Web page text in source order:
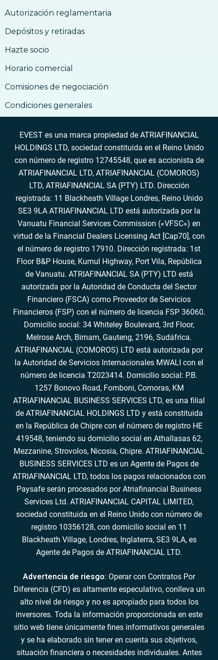
servicios
Autorización reglamentaria
Depósitos y retiradas
Hazte socio
Horario comercial
Comisiones de negociación
Condiciones generales
EVEST es una marca propiedad de ATRIAFINANCIAL
HOLDINGS LTD, sociedad constituida en el Reino Unido
con número de registro 12745548, que es accionista de
ATRIAFINANCIAL LTD, ATRIAFINANCIAL (COMOROS)
LTD, ATRIAFINANCIAL SA (PTY) LTD. Dirección
registrada: 11 Blackheath Village Londres, Reino Unido
SE3 9LA ATRIAFINANCIAL LTD está autorizada por la
Vanuatu Financial Services Commission («VFSC») en
virtud de la Financial Dealers Licensing Act [Cap70], con
el número de registro 17910. Dirección registrada: 1st
Floor B&P House, Kumul Highway, Port Vila, República
de Vanuatu. ATRIAFINANCIAL SA (PTY) LTD está
autorizada por la Autoridad de Conducta del Sector
Financiero (FSCA) como Proveedor de Servicios
Financieros (FSP) con el número de licencia FSP 36060.
Domicilio social: 34 Whiteley Boulevard, 3rd Floor,
Melrose Arch, Birnam, Gauteng, 2196, Sudáfrica.
ATRIAFINANCIAL (COMOROS) LTD está autorizada por
la Autoridad de Servicios Internacionales MWALI con el
número de licencia T2023414. Domicilio social: P.B.
1257 Bonovo Road, Fomboni, Comoras, KM
ATRIAFINANCIAL BUSINESS SERVICES LTD, es una filial
de ATRIAFINANCIAL HOLDINGS LTD y está constituida
en la República de Chipre con el número de registro HE
419548, teniendo su domicilio social en Athallasas 62,
Mezzanine, Strovolos, Nicosia, Chipre. ATRIAFINANCIAL
BUSINESS SERVICES LTD es un Agente de Pagos de
ATRIAFINANCIAL LTD, todos los pagos relacionados con
Paysafe serán procesados por Atriafinancial Business
Services Ltd. ATRIAFINANCIAL CAPITAL LIMITED,
sociedad constituida en el Reino Unido con número de
registro 10356128, con domicilio social en 11
Blackheath Village, Londres, Inglaterra, SE3 9LA, es
Agente de Pagos de ATRIAFINANCIAL LTD.
Advertencia de riesgo: Operar con Contratos Por
Diferencia (CFD) es altamente especulativo, conlleva un
alto nivel de riesgo y no es apropiado para todos los
inversores. Toda la información proporcionada en este
sitio web tiene únicamente fines informativos generales
y se ha elaborado sin tener en cuenta sus objetivos,
situación financiera o necesidades individuales. Antes